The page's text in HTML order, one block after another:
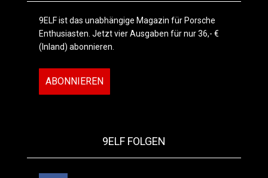
9ELF ist das unabhängige Magazin für Porsche
Enthusiasten. Jetzt vier Ausgaben für nur 36,- €
(Inland) abonnieren.
ABONNIEREN
9ELF FOLGEN